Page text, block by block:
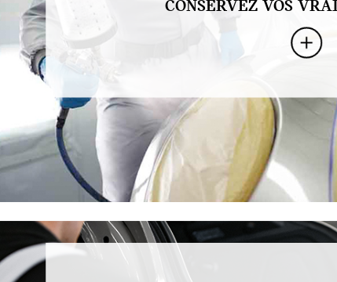
CONSERVEZ VOS